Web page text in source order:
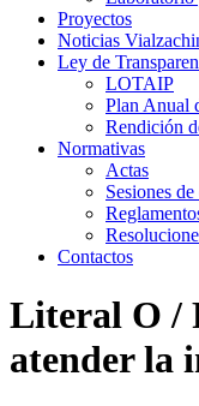
Proyectos
Noticias
Ley de
LOTAIP
Plan Anual
Rendición
Normativas
Actas
Sesiones
Contactos
Literal O /
atender la